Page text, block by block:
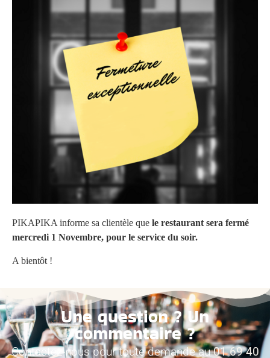
PIKAPIKA informe sa clientèle que le restaurant sera fermé
mercredi 1 Novembre, pour le service du soir.
A bientôt !
Une question ? Un
commentaire ?
Contactez-nous pour toute demande au01 69 40